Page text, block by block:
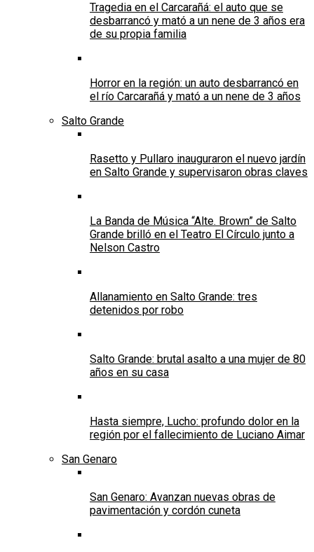
Tragedia en el Carcarañá: el auto que se
desbarrancó y mató a un nene de 3 años era
de su propia familia
Horror en la región: un auto desbarrancó en
el río Carcarañá y mató a un nene de 3 años
Salto Grande
Rasetto y Pullaro inauguraron el nuevo jardín
en Salto Grande y supervisaron obras claves
La Banda de Música “Alte. Brown” de Salto
Grande brilló en el Teatro El Círculo junto a
Nelson Castro
Allanamiento en Salto Grande: tres
detenidos por robo
Salto Grande: brutal asalto a una mujer de 80
años en su casa
Hasta siempre, Lucho: profundo dolor en la
región por el fallecimiento de Luciano Aimar
San Genaro
San Genaro: Avanzan nuevas obras de
pavimentación y cordón cuneta